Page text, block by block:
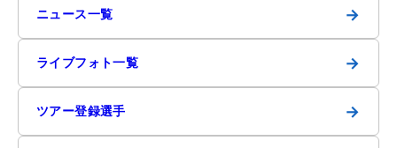
ニュース一覧 →
ライブフォト一覧 →
ツアー登録選手 →